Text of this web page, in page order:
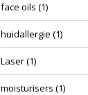
face oils (1)
huidallergie (1)
Laser(1)
moisturisers (1)